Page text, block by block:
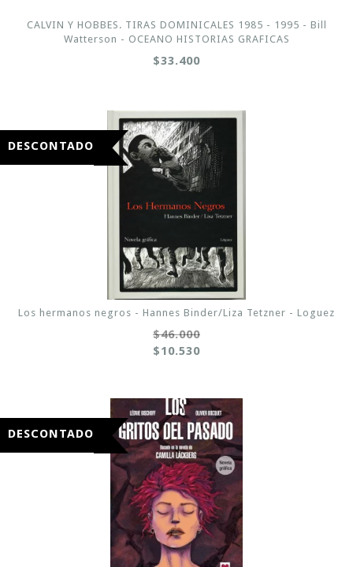
CALVIN Y HOBBES. TIRAS DOMINICALES 1985 - 1995 - Bill
Watterson - OCEANO HISTORIAS GRAFICAS
$33.400
DESCONTADO
Los hermanos negros - Hannes Binder/Liza Tetzner - Loguez
$46.000
$10.530
DESCONTADO